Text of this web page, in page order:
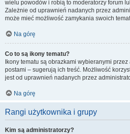
wielu powodów i robią to moderatorzy forum
Zależnie od uprawnień nadanych przez
może mieć możliwość zamykania swoich
Na górę
Co to są ikony tematu?
Ikony tematu są obrazkami wybieranymi
postami – sugerują ich treść. Możliwość
jest od uprawnień nadanych przez
Na górę
Rangi użytkownika i grupy
Kim są administratorzy?